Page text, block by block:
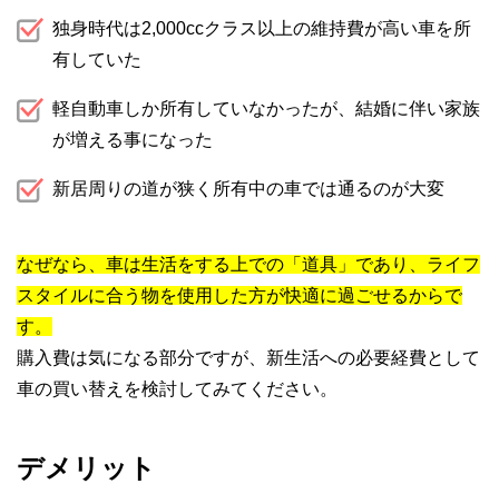
独身時代は2,000ccクラス以上の維持費が高い車を所
有していた
軽自動車しか所有していなかったが、結婚に伴い家族
が増える事になった
新居周りの道が狭く所有中の車では通るのが大変
なぜなら、車は生活をする上での「道具」であり、ライフ
スタイルに合う物を使用した方が快適に過ごせるからで
す。
購入費は気になる部分ですが、新生活への必要経費として
車の買い替えを検討してみてください。
デメリット